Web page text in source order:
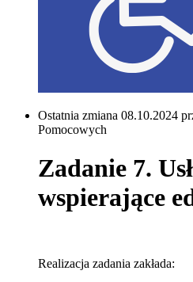
Ostatnia zmiana 08.10.2024
Pomocowych
Zadanie 7.
wspierające
Realizacja zadania zakłada: